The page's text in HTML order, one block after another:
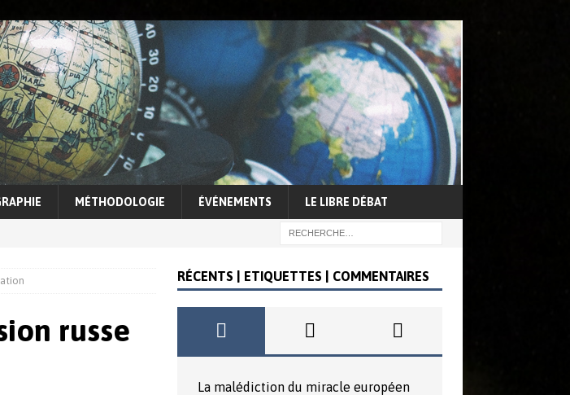
MÉTHODOLOGIE ÉVÉNEMENTS LE LIBRE DÉBAT
ASIE
de la démocrature
russe
RÉCENTS | ETIQUETTES | COMMENTAIRES
La malédiction du miracle européen